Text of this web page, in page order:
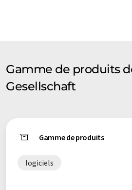
Gamme de produits
Gesellschaft
Gamme de produits
logiciels